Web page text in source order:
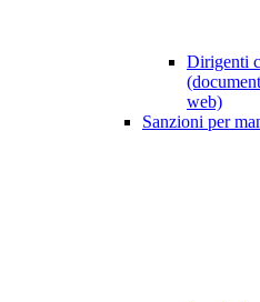
Dirigenti
web)
Sanzioni per